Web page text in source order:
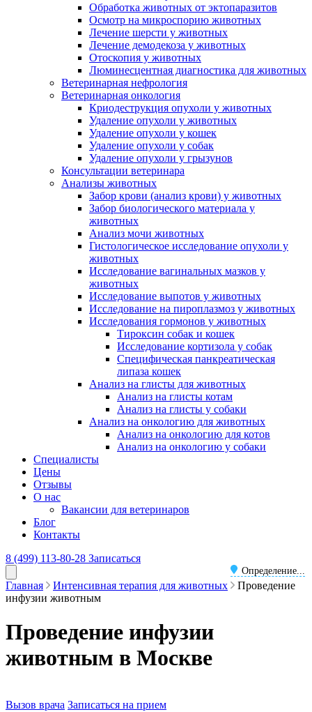
Обработка животных от эктопаразитов
Осмотр на микроспорию животных
Лечение шерсти у животных
Лечение демодекоза у животных
Отоскопия у животных
Люминесцентная диагностика для животных
Ветеринарная нефрология
Ветеринарная онкология
Криодеструкция опухоли у животных
Удаление опухоли у животных
Удаление опухоли у кошек
Удаление опухоли у собак
Удаление опухоли у грызунов
Консультации ветеринара
Анализы животных
Забор крови (анализ крови) у животных
Забор биологического материала у
животных
Анализ мочи животных
Гистологическое исследование опухоли у
животных
Исследование вагинальных мазков у
животных
Исследование выпотов у животных
Исследование на пироплазмоз у животных
Исследования гормонов у животных
Тироксин собак и кошек
Исследование кортизола у собак
Специфическая панкреатическая
липаза кошек
Анализ на глисты для животных
Анализ на глисты котам
Анализ на глисты у собаки
Анализ на онкологию для животных
Анализ на онкологию для котов
Анализ на онкологию у собаки
Специалисты
Цены
Отзывы
О нас
Вакансии для ветеринаров
Блог
Контакты
8 (499) 113-80-28
Определение...
Записаться
Главная Интенсивная терапия для животных
Проведение
инфузии животным
Проведение инфузии
животным в Москве
Вызов врача Записаться на прием